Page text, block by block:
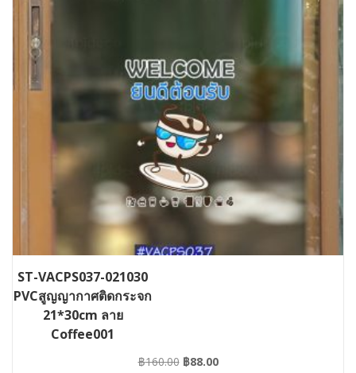
ST-VACPS037-021030
PVCสูญญากาศติดกระจก
21*30cm ลาย
Coffee001
฿160.00 Original
฿88.00Current